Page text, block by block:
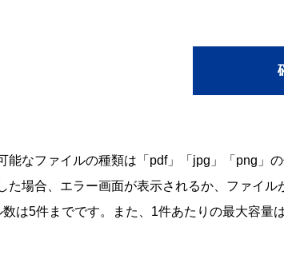
能なファイルの種類は「pdf」「jpg」「png」の
た場合、エラー画面が表示されるか、ファイ
は5件までです。また、1件あたりの最大容量